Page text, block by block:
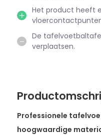
Het product heeft
De
verplaatsen.
Professionele
hoogwaardige